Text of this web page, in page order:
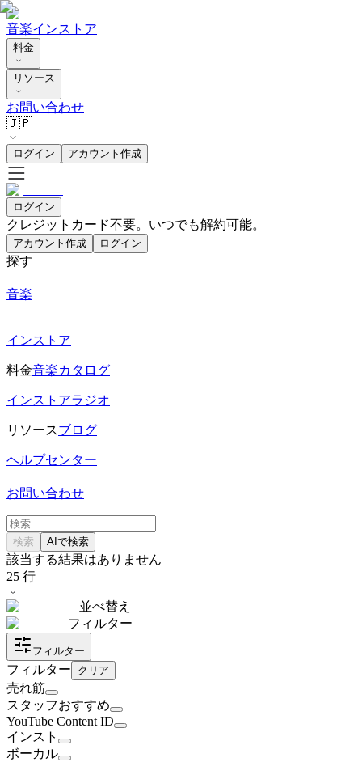
音楽インストア
料金
リソース
お問い合わせ
🇯🇵
ログイン アカウント作成
ログイン
クレジットカード不要。いつでも解約可能。
アカウント作成 ログイン
探す
音楽
インストア
料金音楽カタログ
インストアラジオ
リソースブログ
ヘルプセンター
お問い合わせ
検索 AIで検索
該当する結果はありません
25 行
並べ替え
フィルター
フィルター
フィルター クリア
売れ筋
スタッフおすすめ
YouTube Content ID
インスト
ボーカル